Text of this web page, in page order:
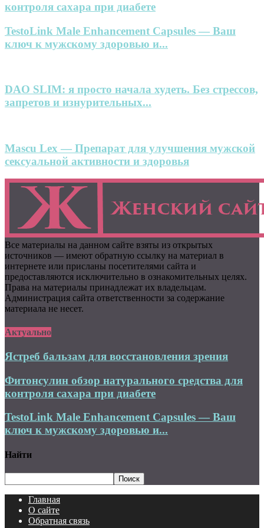
контроля сахара при диабете
TestoLink Male Enhancement Capsules — Ваш
ключ к мужскому здоровью и...
DAO SLIM: я просто начала худеть. Без стрессов,
запретов и изнурительных...
Mascu Lex — Препарат для улучшения мужской
сексуальной активности и здоровья
Все материалы на данном сайте взяты из открытых
источников — имеют обратную ссылку на материал в
интернете или присланы посетителями сайта и
предоставляются исключительно в ознакомительных целях.
Права на материалы принадлежат их владельцам.
Администрация сайта ответственности за содержание
материала не несет.
Актуально
Ястреб бальзам для восстановления зрения
Фитонсулин обзор натурального средства для
контроля сахара при диабете
TestoLink Male Enhancement Capsules — Ваш
ключ к мужскому здоровью и...
Найти
Главная
О сайте
Обратная связь